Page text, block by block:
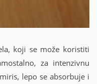
koji se može koristiti
za intenzivnu
lepo se absorbuje i